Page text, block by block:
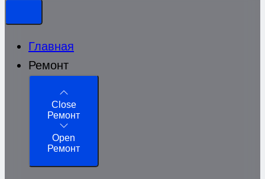
Главная
Ремонт
Close
Ремонт
Open
Ремонт